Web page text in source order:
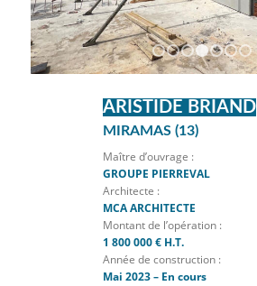
1
ARISTIDE BRIAND
MIRAMAS (13)
Maître d’ouvrage :
GROUPE PIERREVAL
Architecte :
MCA ARCHITECTE
Montant de l’opération :
1 800 000 € H.T.
Année de construction :
Mai 2023 – En cours